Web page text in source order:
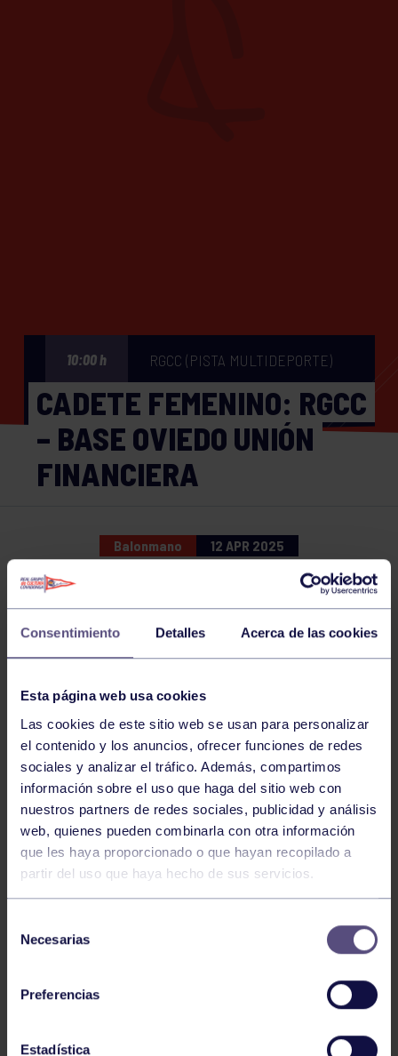
Consentimiento Detalles Acerca de las cookies
Esta página web usa cookies
Las cookies de este sitio web se usan para personalizar
el contenido y los anuncios, ofrecer funciones de redes
sociales y analizar el tráfico. Además, compartimos
información sobre el uso que haga del sitio web con
nuestros partners de redes sociales, publicidad y análisis
web, quienes pueden combinarla con otra información
que les haya proporcionado o que hayan recopilado a
partir del uso que haya hecho de sus servicios.
Necesarias
Preferencias
Estadística
10:00 h RGCC (PISTA MULTIDEPORTE)
CADETE FEMENINO: RGCC
– BASE OVIEDO UNIÓN
FINANCIERA
Balonmano 12 APR 2025
NOTICIAS RELACIONADAS
Balonmano 25 May 2026
LEO CARDELI, CONVOCADO CON
ESPAÑA